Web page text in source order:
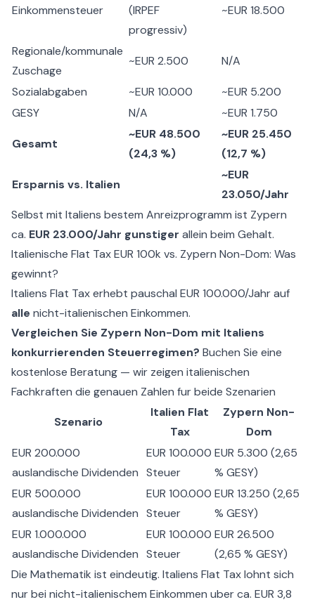
Einkommensteuer
(IRPEF
progressiv)
~EUR 18.500
Regionale/kommunale
Zuschage
~EUR 2.500 N/A
Sozialabgaben ~EUR 10.000
~EUR 5.200
GESY
N/A ~EUR 1.750
Gesamt
~EUR 48.500
(24,3 %)
~EUR 25.450
(12,7 %)
Ersparnis vs. Italien
~EUR
23.050/Jahr
Selbst mit Italiens bestem Anreizprogramm ist Zypern
ca. EUR 23.000/Jahr gunstiger allein beim Gehalt.
Italienische Flat Tax EUR 100k vs. Zypern Non-Dom: Was
gewinnt?
Italiens Flat Tax erhebt pauschal EUR 100.000/Jahr auf
alle nicht-italienischen Einkommen.
Vergleichen Sie Zypern Non-Dom mit Italiens
konkurrierenden Steuerregimen? Buchen Sie eine
kostenlose Beratung — wir zeigen italienischen
Fachkraften die genauen Zahlen fur beide Szenarien
Szenario
Italien Flat
Tax
Zypern Non-
Dom
EUR 200.000
auslandische Dividenden
EUR 100.000
Steuer
EUR 5.300 (2,65
% GESY)
EUR 500.000
auslandische Dividenden
EUR 100.000
Steuer
EUR 13.250 (2,65
% GESY)
EUR 1.000.000
auslandische Dividenden
EUR 100.000
Steuer
EUR 26.500
(2,65 % GESY)
Die Mathematik ist eindeutig. Italiens Flat Tax lohnt sich
nur bei nicht-italienischem Einkommen uber ca. EUR 3,8